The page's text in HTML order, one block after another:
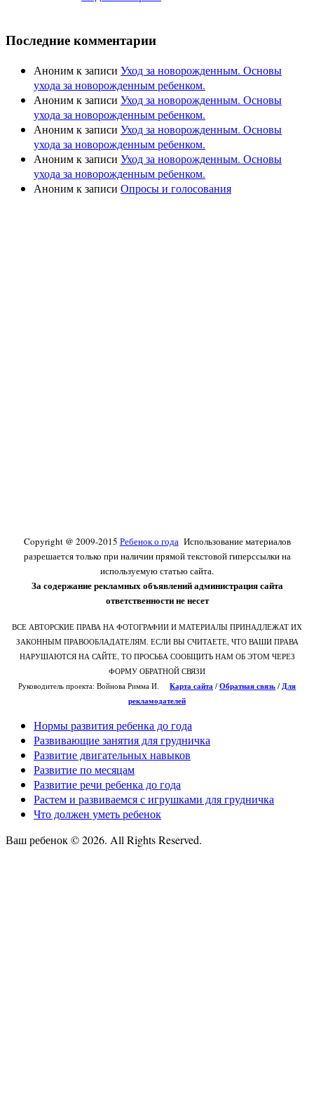
Последние комментарии
Анонимк записи Уход за новорожденным. Основы
ухода за новорожденным ребенком.
Анонимк записи Уход за новорожденным. Основы
ухода за новорожденным ребенком.
Анонимк записи Уход за новорожденным. Основы
ухода за новорожденным ребенком.
Анонимк записи Уход за новорожденным. Основы
ухода за новорожденным ребенком.
Анонимк записи Опросы и голосования
Copyright @ 2009-2015 Ребенок о годаИспользование материалов
разрешается только при наличии прямой текстовой гиперссылки на
используемую статью сайта.
За содержание рекламных объявлений администрация сайта
ответственности не несет
ВСЕ АВТОРСКИЕ ПРАВА НА ФОТОГРАФИИ И МАТЕРИАЛЫ ПРИНАДЛЕЖАТ ИХ
ЗАКОННЫМ ПРАВООБЛАДАТЕЛЯМ. ЕСЛИ ВЫ СЧИТАЕТЕ, ЧТО ВАШИ ПРАВА
НАРУШАЮТСЯ НА САЙТЕ, ТО ПРОСЬБА СООБЩИТЬ НАМ ОБ ЭТОМ ЧЕРЕЗ
ФОРМУ ОБРАТНОЙ СВЯЗИ
Руководитель проекта: Войнова Римма И. Карта сайта / Обратная связь / Для
рекламодателей
Нормы развития ребенка до года
Развивающие занятия для грудничка
Развитие двигательных навыков
Развитие по месяцам
Развитие речи ребенка до года
Растем и развиваемся с игрушками для грудничка
Что должен уметь ребенок
Ваш ребенок © 2026. All Rights Reserved.